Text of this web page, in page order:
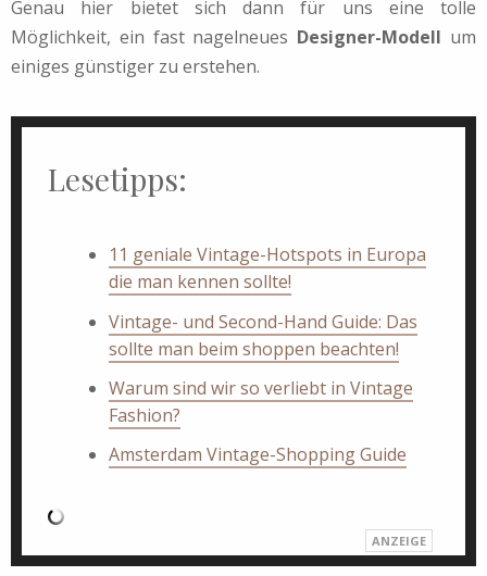
Genau hier bietet sich dann für uns eine tolle
Möglichkeit, ein fast nagelneues Designer-Modell um
einiges günstiger zu erstehen.
Lesetipps:
11 geniale Vintage-Hotspots in Europa
die man kennen sollte!
Vintage- und Second-Hand Guide: Das
sollte man beim shoppen beachten!
Warum sind wir so verliebt in Vintage
Fashion?
Amsterdam Vintage-Shopping Guide